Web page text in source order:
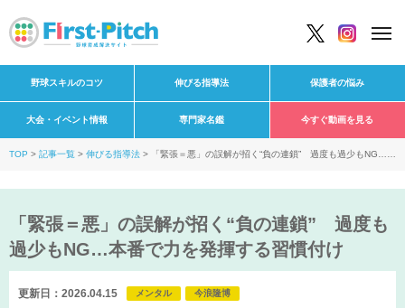
野球スキルのコツ 伸びる指導法 保護者の悩み
大会・イベント情報 専門家名鑑 今すぐ動画を見る
TOP 記事一覧 伸びる指導法
「緊張＝悪」の誤解が招く“負の連鎖” 過度も過少もNG…本
「緊張＝悪」の誤解が招く“負の連鎖” 過度も
過少もNG…本番で力を発揮する習慣付け
更新日：2026.04.15 メンタル 今浪隆博